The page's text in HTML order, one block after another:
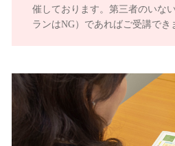
催しております。第三者のいな
ランはNG）であればご受講でき